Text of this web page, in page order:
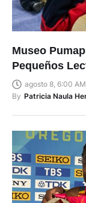
Museo
Pequeños
agosto 8, 6:00 AM
By Patricia Naula